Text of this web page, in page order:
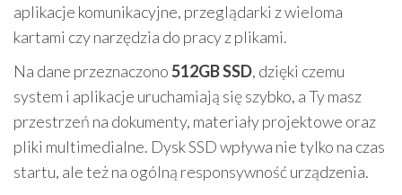
aplikacje komunikacyjne, przeglądarki z wieloma
kartami czy narzędzia do pracy z plikami.
Na dane przeznaczono512GB SSD, dzięki czemu
system i aplikacje uruchamiają się szybko, a Ty masz
przestrzeń na dokumenty, materiały projektowe oraz
pliki multimedialne. Dysk SSD wpływa nie tylko na czas
startu, ale też na ogólną responsywność urządzenia.